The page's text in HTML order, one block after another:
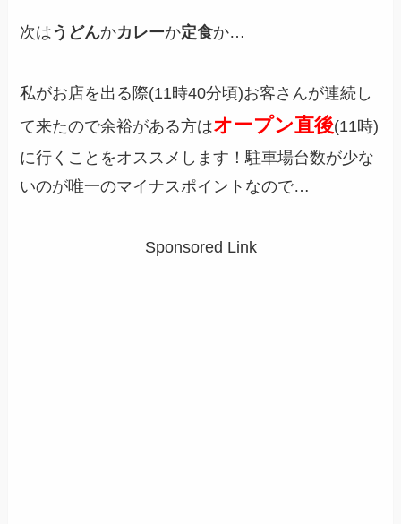
次は うどんかカレーか定食か…
私がお店を出る際(11時40分頃)お客さんが連続し
て来たので余裕がある方はオープン直後(11時)
に行くことをオススメします！駐車場台数が少な
いのが唯一のマイナスポイントなので…
Sponsored Link